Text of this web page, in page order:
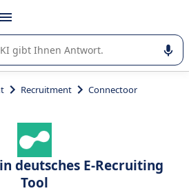
mit
bei der Nutzung oder Auswahl
Recruitment Connectoor
deutsches E-Recruiting
Tool